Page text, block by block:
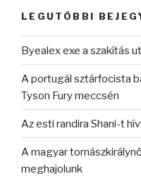
LEGUTÓBBI
Byealex exe a szakítás
A portugál sztárfocista
Tyson Fury meccsén
Az esti randira Shani-t
A magyar
meghajolunk